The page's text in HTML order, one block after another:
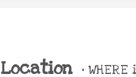
Location •